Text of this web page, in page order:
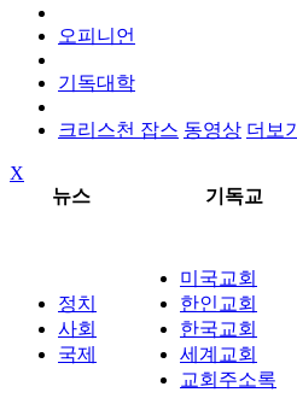
오피니언
기독대학
크리스천 잡스 동영상 더보기
X
뉴스
기독교
정치
사회
국제
미국교회
한인교회
한국교회
세계교회
교회주소록